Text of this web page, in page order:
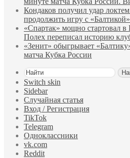
Кондаков получил удар
продолжить игру с
«Спартак» мощно стартовал
Полех переписал историю
«Зенит» обыгрывает
матча Кубка России
Switch skin
Sidebar
Случайная статья
Вход / Регистрация
TikTok
Telegram
Одноклассники
vk.com
Reddit